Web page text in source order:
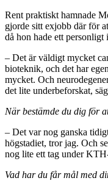
Rent praktiskt hamnade
gjorde sitt exjobb där för
då hon hade ett personligt
– Det är väldigt mycket
bioteknik, och det har
mycket. Och
det lite underbeforskat,
När bestämde du dig för
– Det var nog ganska
högstadiet, tror jag. Och
nog lite ett tag under
Vad har du får mål med